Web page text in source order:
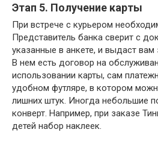
Этап 5. Получение карты
При встрече с курьером
Представитель банка сверит с
указанные в анкете, и выдаст вам
В нем есть договор на
использовании карты, сам
удобном футляре, в котором
лишних штук. Иногда небольшие
конверт. Например, при заказе
детей набор наклеек.